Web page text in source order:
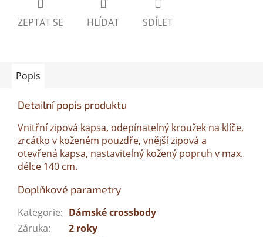
ZEPTAT SE HLÍDAT SDÍLET
Popis
Detailní popis produktu
Vnitřní zipová kapsa, odepínatelný kroužek na klíče,
zrcátko v koženém pouzdře, vnější zipová a
otevřená kapsa, nastavitelný kožený popruh v max.
délce 140 cm.
Doplňkové parametry
Kategorie: Dámské crossbody
Záruka:
2 roky